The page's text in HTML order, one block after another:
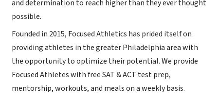
and determination to reach higher than they ever thought
possible.
Founded in 2015, Focused Athletics has prided itself on
providing athletes in the greater Philadelphia area with
the opportunity to optimize their potential. We provide
Focused Athletes with free SAT & ACT test prep,
mentorship, workouts, and meals on a weekly basis.